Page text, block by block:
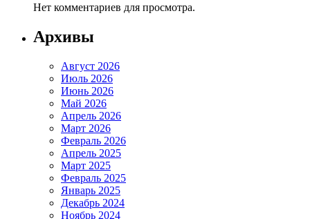
Нет комментариев для просмотра.
Архивы
Август 2026
Июль 2026
Июнь 2026
Май 2026
Апрель 2026
Март 2026
Февраль 2026
Апрель 2025
Март 2025
Февраль 2025
Январь 2025
Декабрь 2024
Ноябрь 2024